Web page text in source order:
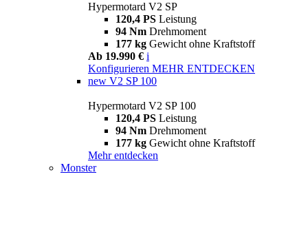
Hypermotard V2 SP
120,4 PS Leistung
94 Nm Drehmoment
177 kg Gewicht ohne Kraftstoff
Ab 19.990 € i
Konfigurieren MEHR ENTDECKEN
new V2 SP 100
Hypermotard V2 SP 100
120,4 PS Leistung
94 Nm Drehmoment
177 kg Gewicht ohne Kraftstoff
Mehr entdecken
Monster